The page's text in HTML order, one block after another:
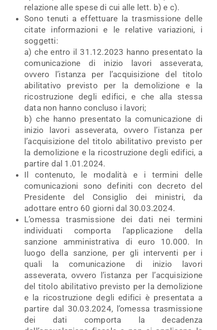
relazione alle spese di cui alle lett. b) e c).
Sono tenuti a effettuare la trasmissione delle
citate informazioni e le relative variazioni, i
soggetti:
a) che entro il 31.12.2023 hanno presentato la
comunicazione di inizio lavori asseverata,
ovvero l’istanza per l’acquisizione del titolo
abilitativo previsto per la demolizione e la
ricostruzione degli edifici, e che alla stessa
data non hanno concluso i lavori;
b) che hanno presentato la comunicazione di
inizio lavori asseverata, ovvero l’istanza per
l’acquisizione del titolo abilitativo previsto per
la demolizione e la ricostruzione degli edifici, a
partire dal 1.01.2024.
Il contenuto, le modalità e i termini delle
comunicazioni sono definiti con decreto del
Presidente del Consiglio dei ministri, da
adottare entro 60 giorni dal 30.03.2024.
L’omessa trasmissione dei dati nei termini
individuati comporta l’applicazione della
sanzione amministrativa di euro 10.000. In
luogo della sanzione, per gli interventi per i
quali la comunicazione di inizio lavori
asseverata, ovvero l’istanza per l’acquisizione
del titolo abilitativo previsto per la demolizione
e la ricostruzione degli edifici è presentata a
partire dal 30.03.2024, l’omessa trasmissione
dei dati comporta la decadenza